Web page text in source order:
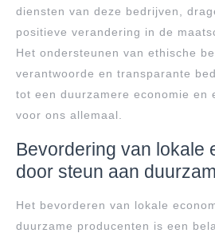
diensten van deze bedrijven,
positieve verandering in de
Het ondersteunen van ethische
verantwoorde en transparante
tot een duurzamere economie en
voor ons allemaal.
Bevordering van lokale
door steun aan
Het bevorderen van lokale
duurzame producenten is een